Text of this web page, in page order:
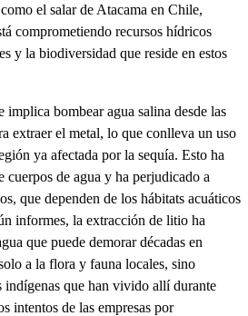
el salar de Atacama en Chile,
comprometiendo recursos hídricos
y la biodiversidad que reside en estos
bombear agua salina desde las
extraer el metal, lo que conlleva un uso
ya afectada por la sequía. Esto ha
de agua y ha perjudicado a
que dependen de los hábitats acuáticos
informes, la extracción de litio ha
que puede demorar décadas en
a la flora y fauna locales, sino
indígenas que han vivido allí durante
intentos de las empresas por